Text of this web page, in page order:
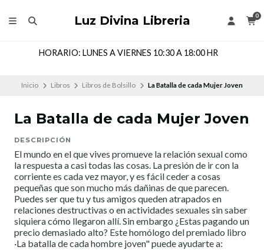
Luz Divina Libreria 0
HORARIO: LUNES A VIERNES 10:30 A 18:00 HR
Inicio Libros Libros de Bolsillo La Batalla de cada Mujer Joven
La Batalla de cada Mujer Joven
DESCRIPCIÓN
El mundo en el que vives promueve la relación sexual como
la respuesta a casi todas las cosas. La presión de ir con la
corriente es cada vez mayor, y es fácil ceder a cosas
pequeñas que son mucho más dañinas de que parecen.
Puedes ser que tu y tus amigos queden atrapados en
relaciones destructivas o en actividades sexuales sin saber
siquiera cómo llegaron allí. Sin embargo ¿Estas pagando un
precio demasiado alto? Este homólogo del premiado libro
·La batalla de cada hombre joven" puede ayudarte a: